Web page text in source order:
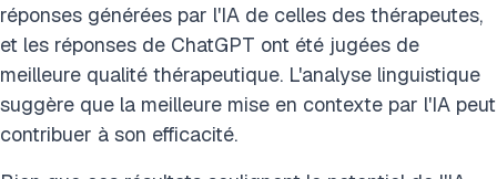
réponses générées par l'IA de celles des thérapeutes,
et les réponses de ChatGPT ont été jugées de
meilleure qualité thérapeutique. L'analyse linguistique
suggère que la meilleure mise en contexte par l'IA peut
contribuer à son efficacité.